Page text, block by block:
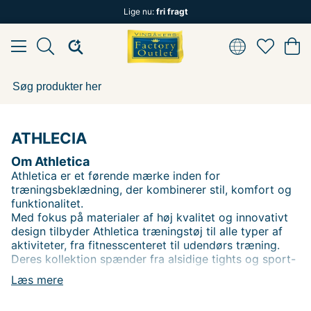
Lige nu: fri fragt
ATHLECIA
Læs mere
Om Athletica
Athletica er et førende mærke inden for
træningsbeklædning, der kombinerer stil, komfort og
funktionalitet.
Med fokus på materialer af høj kvalitet og innovativt
design tilbyder Athletica træningstøj til alle typer af
aktiviteter, fra fitnesscenteret til udendørs træning.
Deres kollektion spænder fra alsidige tights og sport-
BH'er til lette jakker og funktionelle toppe, alle
designet til at give maksimal bevægelsesfrihed og